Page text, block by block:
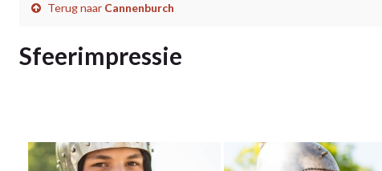
Terug naar Cannenburch
Sfeerimpressie